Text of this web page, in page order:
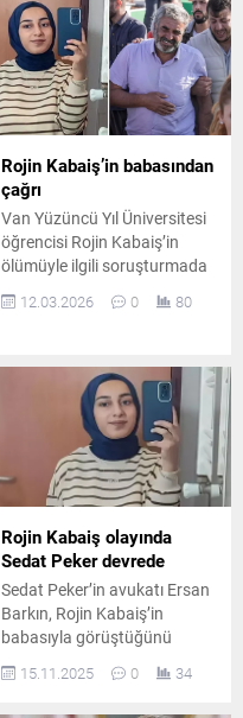
itirazı değerlendiren
mahkeme, yurt yönetiminin
ihmali olduğu gerekçesiyle
soruşturma açılmasına yeşil
ışık yaktı.
Rojin Kabaiş’in babasından
çağrı
Van Yüzüncü Yıl Üniversitesi
öğrencisi Rojin Kabaiş’in
ölümüyle ilgili soruşturmada
incelenmek üzere İspanya’ya
gönderilen cep telefonunun
DNA incelemesi talebinde
12.03.2026 0 80
Rojin Kabaiş olayında
Sedat Peker devrede
Sedat Peker’in avukatı Ersan
Barkın, Rojin Kabaiş’in
babasıyla görüştüğünü
açıkladı. Ersan Barkın,
dosyayı üstlenebileceğini
15.11.2025 0 34